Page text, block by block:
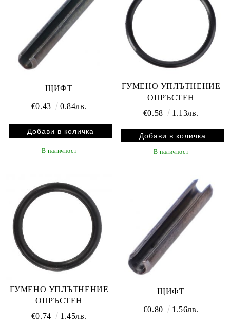
ЩИФТ
€0.43 0.84лв.
В наличност
ГУМЕНО УПЛЪТНЕНИЕ
ОПРЪСТЕН
€0.58
1.13лв.
В наличност
ГУМЕНО УПЛЪТНЕНИЕ
ОПРЪСТЕН
€0.74
1.45лв.
ЩИФТ
€0.80 1.56лв.